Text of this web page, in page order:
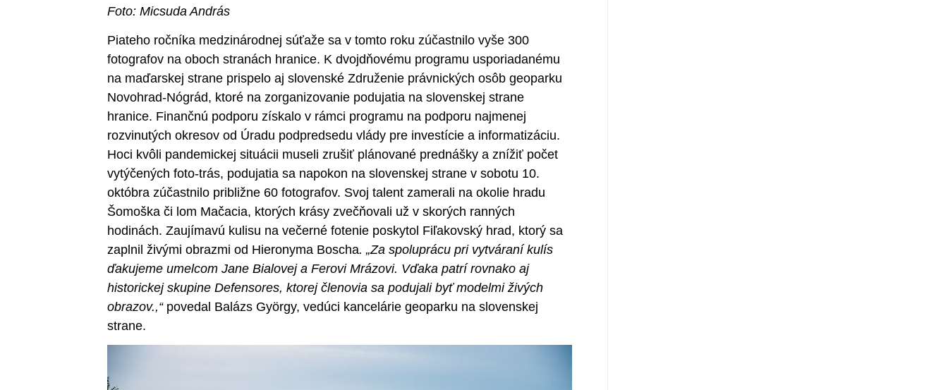
Foto: Micsuda András
Piateho ročníka medzinárodnej súťaže sa v tomto roku zúčastnilo vyše 300
fotografov na oboch stranách hranice. K dvojdňovému programu usporiadanému
na maďarskej strane prispelo aj slovenské Združenie právnických osôb geoparku
Novohrad-Nógrád, ktoré na zorganizovanie podujatia na slovenskej strane
hranice. Finančnú podporu získalo v rámci programu na podporu najmenej
rozvinutých okresov od Úradu podpredsedu vlády pre investície a informatizáciu.
Hoci kvôli pandemickej situácii museli zrušiť plánované prednášky a znížiť počet
vytýčených foto-trás, podujatia sa napokon na slovenskej strane v sobotu 10.
októbra zúčastnilo približne 60 fotografov. Svoj talent zamerali na okolie hradu
Šomoška či lom Mačacia, ktorých krásy zvečňovali už v skorých ranných
hodinách. Zaujímavú kulisu na večerné fotenie poskytol Fiľakovský hrad, ktorý sa
zaplnil živými obrazmi od Hieronyma Boscha. „Za spoluprácu pri vytváraní kulís
ďakujeme umelcom Jane Bialovej a Ferovi Mrázovi. Vďaka patrí rovnako aj
historickej skupine Defensores, ktorej členovia sa podujali byť modelmi živých
obrazov.,“povedal Balázs György, vedúci kancelárie geoparku na slovenskej
strane.